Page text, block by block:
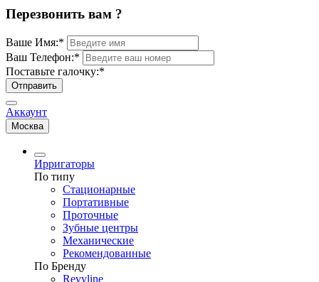
Перезвонить вам ?
Ваше Имя:*
Ваш Телефон:*
Поставьте галочку:*
Отправить
Аккаунт
Москва
Ирригаторы
По типу
Стационарные
Портативные
Проточные
Зубные центры
Механические
Рекомендованные
По Бренду
Revyline